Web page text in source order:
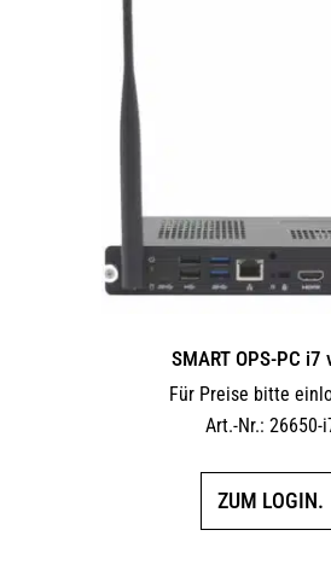
SMART OPS-PC i7
Für Preise bitte
Art.-Nr.: 26650-
ZUM LOGIN.